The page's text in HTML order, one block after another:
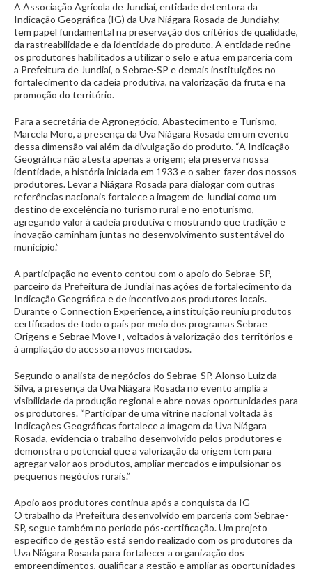
A Associação Agrícola de Jundiaí, entidade detentora da
Indicação Geográfica (IG) da Uva Niágara Rosada de Jundiahy,
tem papel fundamental na preservação dos critérios de qualidade,
da rastreabilidade e da identidade do produto. A entidade reúne
os produtores habilitados a utilizar o selo e atua em parceria com
a Prefeitura de Jundiaí, o Sebrae-SP e demais instituições no
fortalecimento da cadeia produtiva, na valorização da fruta e na
promoção do território.
Para a secretária de Agronegócio, Abastecimento e Turismo,
Marcela Moro, a presença da Uva Niágara Rosada em um evento
dessa dimensão vai além da divulgação do produto. “A Indicação
Geográfica não atesta apenas a origem; ela preserva nossa
identidade, a história iniciada em 1933 e o saber-fazer dos nossos
produtores. Levar a Niágara Rosada para dialogar com outras
referências nacionais fortalece a imagem de Jundiaí como um
destino de excelência no turismo rural e no enoturismo,
agregando valor à cadeia produtiva e mostrando que tradição e
inovação caminham juntas no desenvolvimento sustentável do
município.”
A participação no evento contou com o apoio do Sebrae-SP,
parceiro da Prefeitura de Jundiaí nas ações de fortalecimento da
Indicação Geográfica e de incentivo aos produtores locais.
Durante o Connection Experience, a instituição reuniu produtos
certificados de todo o país por meio dos programas Sebrae
Origens e Sebrae Move+, voltados à valorização dos territórios e
à ampliação do acesso a novos mercados.
Segundo o analista de negócios do Sebrae-SP, Alonso Luiz da
Silva, a presença da Uva Niágara Rosada no evento amplia a
visibilidade da produção regional e abre novas oportunidades para
os produtores. “Participar de uma vitrine nacional voltada às
Indicações Geográficas fortalece a imagem da Uva Niágara
Rosada, evidencia o trabalho desenvolvido pelos produtores e
demonstra o potencial que a valorização da origem tem para
agregar valor aos produtos, ampliar mercados e impulsionar os
pequenos negócios rurais.”
Apoio aos produtores continua após a conquista da IG
O trabalho da Prefeitura desenvolvido em parceria com Sebrae-
SP, segue também no período pós-certificação. Um projeto
específico de gestão está sendo realizado com os produtores da
Uva Niágara Rosada para fortalecer a organização dos
empreendimentos, qualificar a gestão e ampliar as oportunidades